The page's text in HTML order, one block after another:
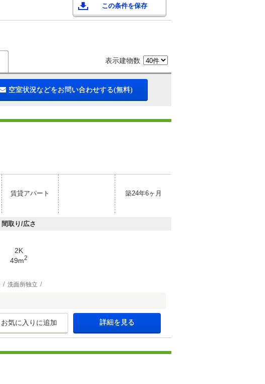
この条件を保存
表示建物数
空室状況などをお問い合わせする(無料)
賃貸アパート 築24年6ヶ月
間取り/広さ
2K
49m2
洗面所独立
お気に入りに追加 詳細を見る